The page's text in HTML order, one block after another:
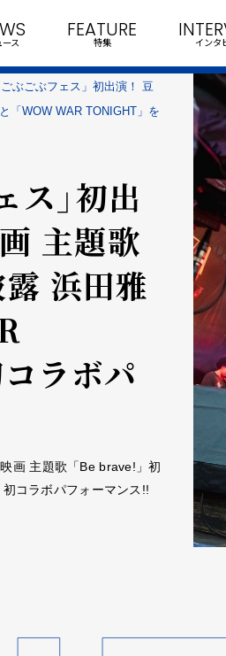
ース
FEATURE
特集 インタ
ぶごぶフェス」初出演！ 豆
「WOW WAR TONIGHT」を
ス」初出
主題歌
浜田雅
ラボパ
画 主題歌「Be brave!」初
コラボパフォーマンス!!